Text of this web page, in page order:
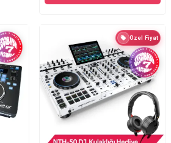
Özel Fiyat